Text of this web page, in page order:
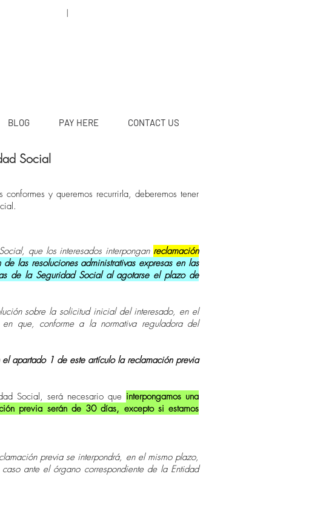
|
BLOG PAY HERE CONTACT US
Social
y queremos recurrirla, deberemos tener
que los interesados interpongan reclamación
las resoluciones administrativas expresas en las
de la Seguridad Social al agotarse el plazo de
sobre la solicitud inicial del interesado, en el
que, conforme a la normativa reguladora del
apartado 1 de este artículo la reclamación previa
Social, será necesario que interpongamos una
previa serán de 30 días, excepto si estamos
previa se interpondrá, en el mismo plazo,
ante el órgano correspondiente de la Entidad